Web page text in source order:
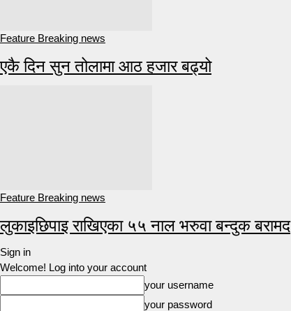
Feature Breaking news
एकै दिन सुन तोलामा आठ हजार बढ्यो
Feature Breaking news
लुकाइछिपाइ राखिएका ५५ नाल भरुवा बन्दुक बरामद
Sign in
Welcome! Log into your account
your username
your password